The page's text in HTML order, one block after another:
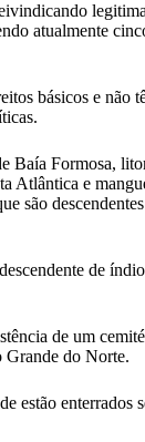
atualmente
básicos e
Baía Formosa,
Atlântica e
são
de
de um
Grande do Norte.
enterrados